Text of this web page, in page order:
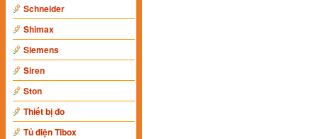
Schneider
Shimax
Siemens
Siren
Ston
Thiết bị đo
Tủ điện Tibox